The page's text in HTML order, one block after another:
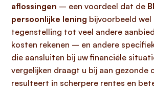
aflossingen – een voordeel dat de
persoonlijke lening bijvoorbeeld wel
tegenstelling tot veel andere
kosten rekenen – en andere
die aansluiten bij uw financiële
vergelijken draagt u bij aan gezonde
resulteert in scherpere rentes en